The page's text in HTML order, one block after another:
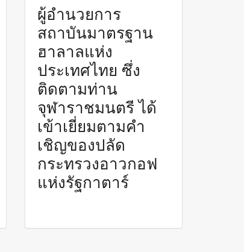
ผู้อำนวยการ
สถาบันมาตรฐาน
ฮาลาลแห่ง
ประเทศไทย ซึ่ง
ติดตามท่าน
จุฬาราชมนตรี ได้
เข้าเยี่ยมตามคำ
เชิญของปลัด
กระทรวงอาวกอฟ
แห่งรัฐกาตาร์